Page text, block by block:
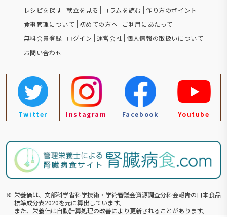
レシピを探す 献立を見る コラムを読む
作り方のポイント
食事管理について
初めての方へ
ご利用にあたって
無料会員登録 ログイン 運営会社 個人情報の取扱いについて
お問い合わせ
Twitter Instagram Facebook Youtube
※ 栄養価は、文部科学省科学技術・学術審議会資源調査分科会報告の⽇本食品
標準成分表2020を元に算出しています。
また、栄養価は自動計算処理の改善により更新されることがあります。